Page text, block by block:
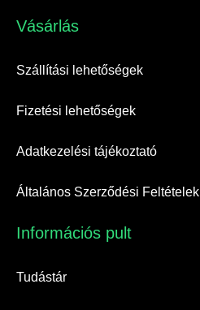
Vásárlás​
Szállítási lehetőségek
Fizetési lehetőségek
Adatkezelési tájékoztató
Általános Szerződési Feltételek
Információs pult​
Tudástár